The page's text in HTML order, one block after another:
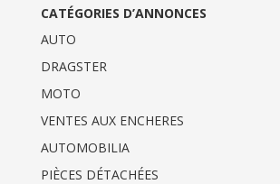
CATÉGORIES D’ANNONCES
AUTO
DRAGSTER
MOTO
VENTES AUX ENCHERES
AUTOMOBILIA
PIÈCES DÉTACHÉES